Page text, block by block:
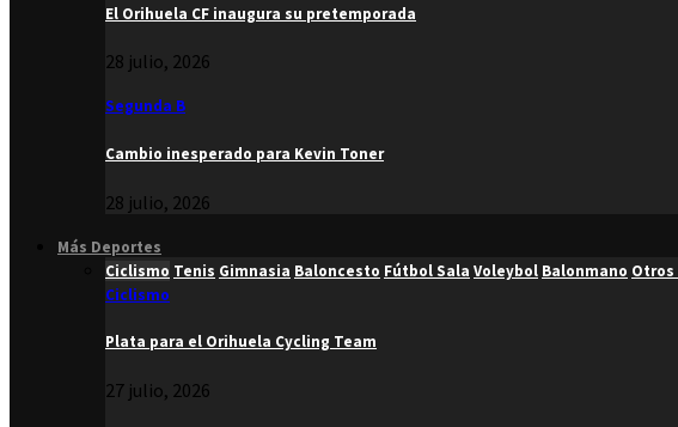
El Orihuela CF inaugura su pretemporada
28 julio, 2026
Segunda B
Cambio inesperado para Kevin Toner
28 julio, 2026
Más Deportes
Ciclismo Tenis Gimnasia Baloncesto Fútbol Sala Voleybol Balonmano Otros
Ciclismo
Plata para el Orihuela Cycling Team
27 julio, 2026